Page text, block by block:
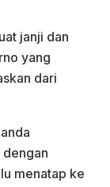
janji dan
yang
dari
menatap ke